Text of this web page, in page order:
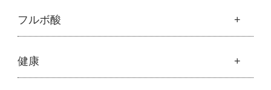
├美容液・乳液・クリーム・オイル
├アルピニエッセンス化粧品
├紫外線・ブルーライト
└
モリンガ
├解説 モリンガとは
├発酵モリンガ
├モリンガブライト化粧品
フルボ酸
フルボ酸
├フルボ酸 太古の泉
健康